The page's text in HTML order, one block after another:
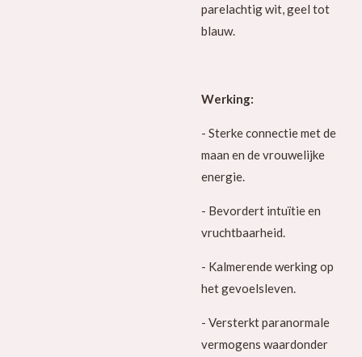
parelachtig wit, geel tot
blauw.
Werking:
- Sterke connectie met de
maan en de vrouwelijke
energie.
- Bevordert intuïtie en
vruchtbaarheid.
- Kalmerende werking op
het gevoelsleven.
- Versterkt paranormale
vermogens waardonder